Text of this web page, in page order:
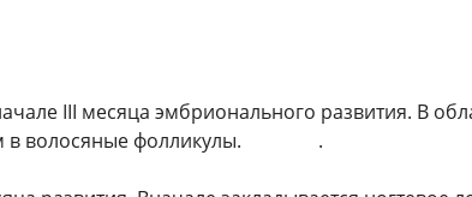
III месяца эмбрионального развития. В
в волосяные фолликулы. .